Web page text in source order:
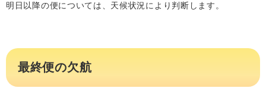
明日以降の便については、天候状況により判断します。
最終便の欠航